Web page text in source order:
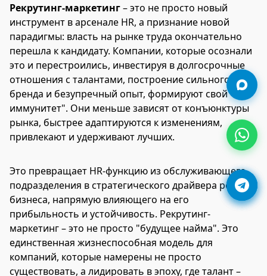
Рекрутинг-маркетинг– это не просто новый
инструмент в арсенале HR, а признание новой
парадигмы: власть на рынке труда окончательно
перешла к кандидату. Компании, которые осознали
это и перестроились, инвестируя в долгосрочные
отношения с талантами, построение сильного
бренда и безупречный опыт, формируют свой "HR-
иммунитет". Они меньше зависят от конъюнктуры
рынка, быстрее адаптируются к изменениям,
привлекают и удерживают лучших.
Это превращает HR-функцию из обслуживающего
подразделения в стратегического драйвера роста
бизнеса, напрямую влияющего на его
прибыльность и устойчивость. Рекрутинг-
маркетинг – это не просто "будущее найма". Это
единственная жизнеспособная модель для
компаний, которые намерены не просто
существовать, а лидировать в эпоху, где талант –